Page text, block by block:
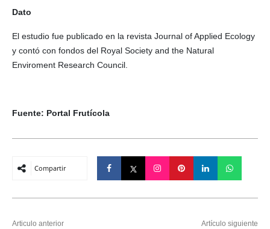
Dato
El estudio fue publicado en la revista Journal of Applied Ecology
y contó con fondos del Royal Society and the Natural
Enviroment Research Council.
Fuente: Portal Frutícola
Compartir
Articulo anterior Artículo siguiente